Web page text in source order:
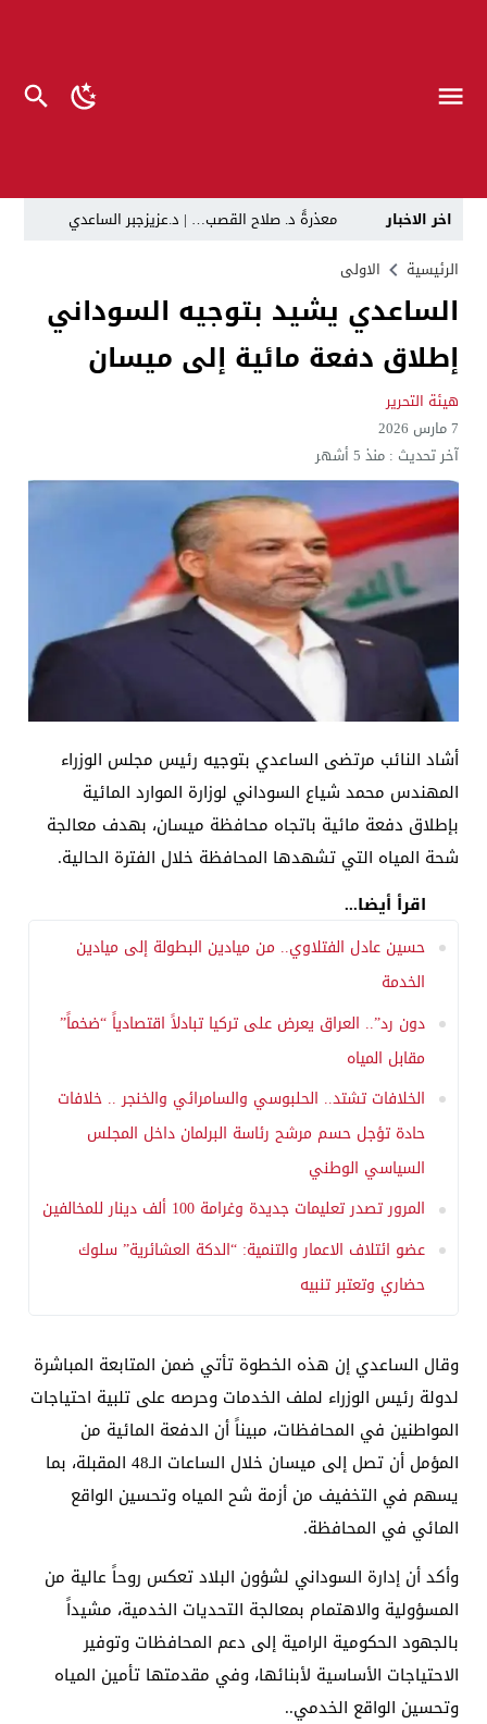
اخر الاخبار
معذرةً د. صلاح القصب… | د.عزيزجبر الساعدي
العراق: لا تهديد على الحدود مع سوريا وتحركات القوات
بينهم ضابطان.. توقيف أربعة منتسبين بشرطة النجف
لن ننتظر الموازنات.. وزير الصحة يمنح أولوية العقود
الرئيسية الاولى
الساعدي يشيد بتوجيه السوداني
إطلاق دفعة مائية إلى ميسان
هيئة التحرير
7 مارس 2026
آخر تحديث :منذ 5 أشهر
أشاد النائب مرتضى الساعدي بتوجيه رئيس مجلس الوزراء
المهندس محمد شياع السوداني لوزارة الموارد المائية
بإطلاق دفعة مائية باتجاه محافظة ميسان، بهدف معالجة
شحة المياه التي تشهدها المحافظة خلال الفترة الحالية.
اقرأ أيضا...
حسين عادل الفتلاوي.. من ميادين البطولة إلى ميادين
الخدمة
دون رد”.. العراق يعرض على تركيا تبادلاً اقتصادياً “ضخماً”
مقابل المياه
الخلافات تشتد.. الحلبوسي والسامرائي والخنجر .. خلافات
حادة تؤجل حسم مرشح رئاسة البرلمان داخل المجلس
السياسي الوطني
المرور تصدر تعليمات جديدة وغرامة 100 ألف دينار للمخالفين
عضو ائتلاف الاعمار والتنمية: “الدكة العشائرية” سلوك
حضاري وتعتبر تنبيه
وقال الساعدي إن هذه الخطوة تأتي ضمن المتابعة المباشرة
لدولة رئيس الوزراء لملف الخدمات وحرصه على تلبية احتياجات
المواطنين في المحافظات، مبيناً أن الدفعة المائية من
المؤمل أن تصل إلى ميسان خلال الساعات الـ48 المقبلة، بما
يسهم في التخفيف من أزمة شح المياه وتحسين الواقع
المائي في المحافظة.
وأكد أن إدارة السوداني لشؤون البلاد تعكس روحاً عالية من
المسؤولية والاهتمام بمعالجة التحديات الخدمية، مشيداً
بالجهود الحكومية الرامية إلى دعم المحافظات وتوفير
الاحتياجات الأساسية لأبنائها، وفي مقدمتها تأمين المياه
وتحسين الواقع الخدمي..